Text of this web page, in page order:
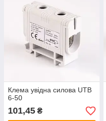
Клема увідна силова UTB
6-50
101,45 ₴